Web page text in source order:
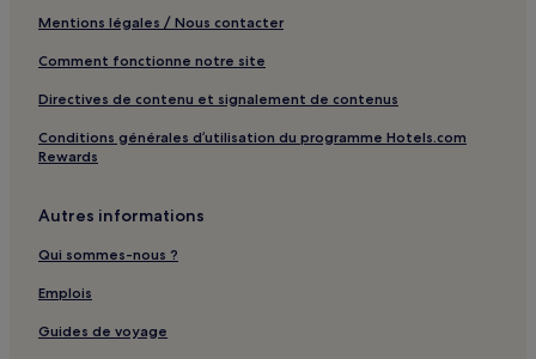
Mentions légales / Nous contacter
Comment fonctionne notre site
Directives de contenu et signalement de contenus
Conditions générales d’utilisation du programme Hotels.com
Rewards
Autres informations
Qui sommes-nous ?
Emplois
Guides de voyage